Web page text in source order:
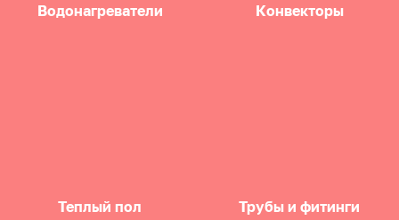
Водонагреватели Конвекторы
Теплый пол Трубы и фитинги